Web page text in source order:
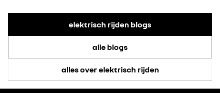
elektrisch rijden blogs
alle blogs
alles over elektrisch rijden